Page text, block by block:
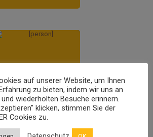
auf unserer Website, um Ihnen
zu bieten, indem wir uns an
wiederholten Besuche erinnern.
klicken, stimmen Sie der
Cookies zu.